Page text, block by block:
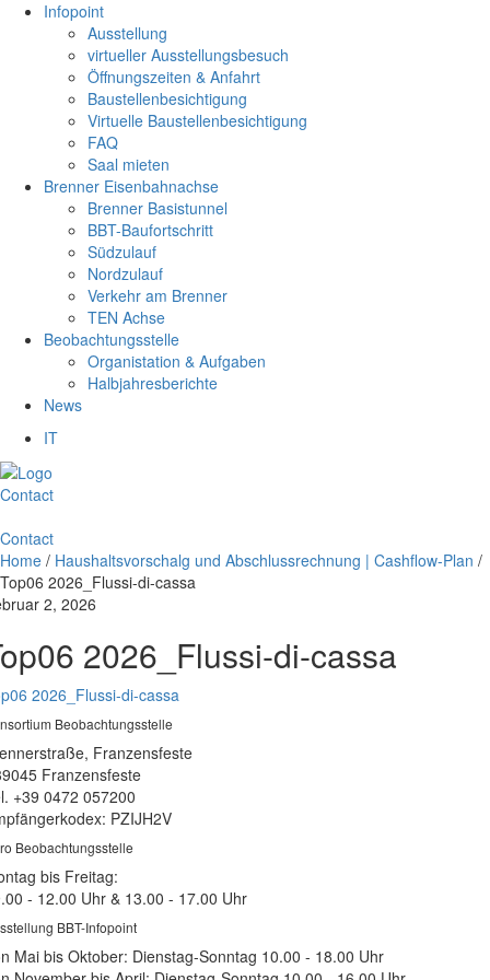
Infopoint
Ausstellung
virtueller Ausstellungsbesuch
Öffnungszeiten & Anfahrt
Baustellenbesichtigung
Virtuelle Baustellenbesichtigung
FAQ
Saal mieten
Brenner Eisenbahnachse
Brenner Basistunnel
BBT-Baufortschritt
Südzulauf
Nordzulauf
Verkehr am Brenner
TEN Achse
Beobachtungsstelle
Organistation & Aufgaben
Halbjahresberichte
News
IT
Contact
Contact
Home / Haushaltsvorschalg und Abschlussrechnung | Cashflow-Plan /
Top06 2026_Flussi-di-cassa
2, 2026
2026_Flussi-di-cassa
2026_Flussi-di-cassa
Beobachtungsstelle
Franzensfeste
Franzensfeste
+39 0472 057200
PZIJH2V
Beobachtungsstelle
bis Freitag:
- 12.00 Uhr & 13.00 - 17.00 Uhr
BBT-Infopoint
Mai bis Oktober: Dienstag-Sonntag 10.00 - 18.00 Uhr